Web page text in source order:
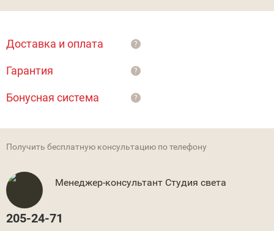
Доставка и оплата ?
Гарантия ?
Бонусная система ?
Получить бесплатную консультацию по телефону
Менеджер-консультант Студия света
205-24-71